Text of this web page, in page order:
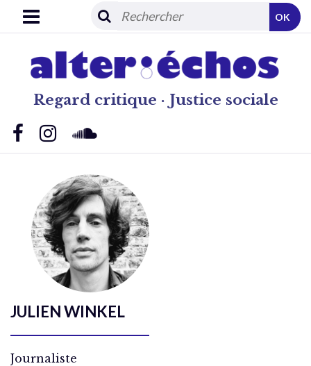
Regard critique · Justice sociale
OK
JULIEN WINKEL
Journaliste